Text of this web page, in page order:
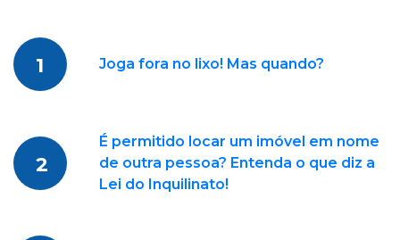
1 Joga fora no lixo! Mas quando?
2
É permitido locar um imóvel em nome
de outra pessoa? Entenda o que diz a
Lei do Inquilinato!